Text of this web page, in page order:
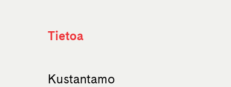
Tietoa
Kustantamo